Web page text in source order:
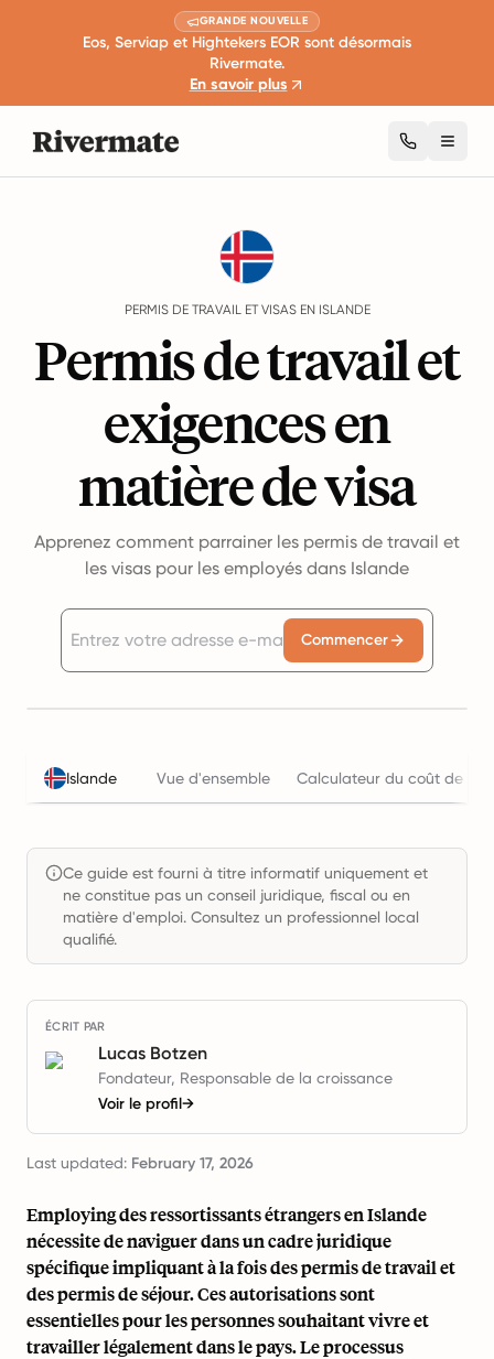
GRANDE NOUVELLE
Eos, Serviap et Hightekers EOR sont désormais
Rivermate.
En savoir plus
PERMIS DE TRAVAIL ET VISAS EN ISLANDE
Permis de travail et
exigences en
matière de visa
Apprenez comment parrainer les permis de travail et
les visas pour les employés dans Islande
Commencer
Islande Vue d'ensemble Calculateur du coût de
Ce guide est fourni à titre informatif uniquement et
ne constitue pas un conseil juridique, fiscal ou en
matière d'emploi. Consultez un professionnel local
qualifié.
ÉCRIT PAR
Lucas Botzen
Fondateur, Responsable de la croissance
Voir le profil→
Last updated: February 17, 2026
Employing des ressortissants étrangers en Islande
nécessite de naviguer dans un cadre juridique
spécifique impliquant à la fois des permis de travail et
des permis de séjour. Ces autorisations sont
essentielles pour les personnes souhaitant vivre et
travailler légalement dans le pays. Le processus